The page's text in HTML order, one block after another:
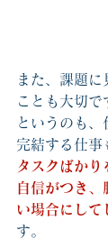
また、課題に
ことも大切で
というのも
完結する仕事
タスクばかり
自信がつき、
い場合にして
す。